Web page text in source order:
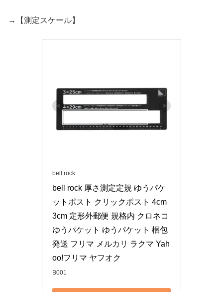
→【測定スケール】
bell rock
bell rock 厚さ測定定規 ゆうパケ
ットポスト クリックポスト 4cm
3cm 定形外郵便 規格内 クロネコ
ゆうパケット ゆうパケット 梱包
発送 フリマ メルカリ ラクマ Yah
oo!フリマ ヤフオク
B001